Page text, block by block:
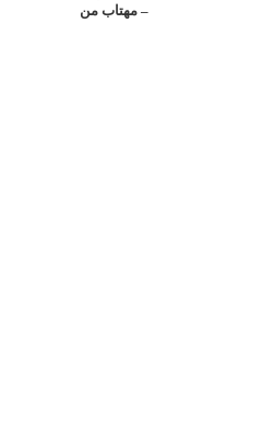
– مهتاب من